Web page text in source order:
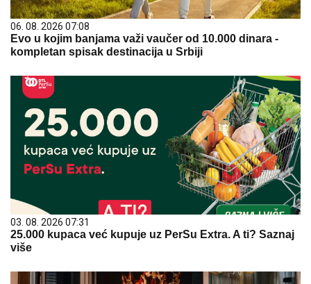
06. 08. 2026 07:08
Evo u kojim banjama važi vaučer od 10.000 dinara -
kompletan spisak destinacija u Srbiji
03. 08. 2026 07:31
25.000 kupaca već kupuje uz PerSu Extra. A ti? Saznaj
više